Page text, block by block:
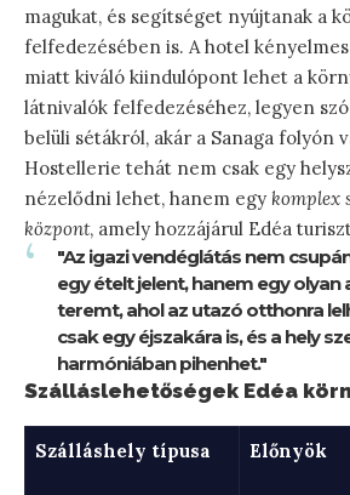
magukat, és segítséget nyújtanak a
felfedezésében is. A hotel
miatt kiváló kiindulópont lehet a
látnivalók felfedezéséhez, legyen
belüli sétákról, akár a Sanaga folyón
Hostellerie tehát nem csak egy
nézelődni lehet, hanem egy komplex
központ, amely hozzájárul Edéa
"Az igazi vendéglátás nem
egy ételt jelent, hanem egy
teremt, ahol az utazó otthonra
csak egy éjszakára is, és a hely
harmóniában pihenhet."
Szálláslehetőségek Edéa
Szálláshely típusa Előnyök